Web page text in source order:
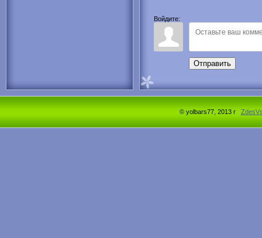
Войдите:
Отправить
© yolbars77, 2013 г